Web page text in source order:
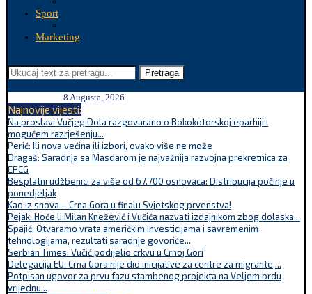
Sport
Marketing
Pretraga
8 Augusta, 2026
Najnovije vijesti:
Na proslavi Vučjeg Dola razgovarano o Bokokotorskoj eparhiji i
mogućem razrješenju...
Perić: Ili nova većina ili izbori, ovako više ne može
Dragaš: Saradnja sa Masdarom je najvažnija razvojna prekretnica za
EPCG
Besplatni udžbenici za više od 67.700 osnovaca: Distribucija počinje u
ponedjeljak
Kao iz snova – Crna Gora u finalu Svjetskog prvenstva!
Pejak: Hoće li Milan Knežević i Vučića nazvati izdajnikom zbog dolaska...
Spajić: Otvaramo vrata američkim investicijama i savremenim
tehnologijama, rezultati saradnje govoriće...
Serbian Times: Vučić podijelio crkvu u Crnoj Gori
Delegacija EU: Crna Gora nije dio inicijative za centre za migrante,...
Potpisan ugovor za prvu fazu stambenog projekta na Veljem brdu
vrijednu...